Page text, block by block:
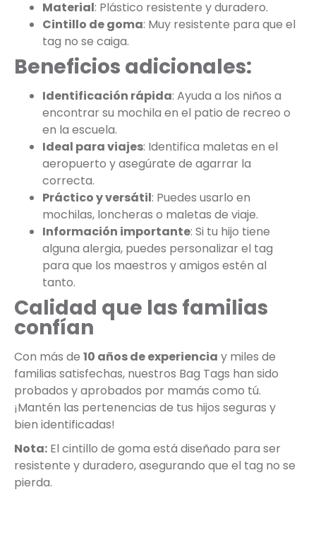
Material: Plástico resistente y duradero.
Cintillo de goma: Muy resistente para que el
tag no se caiga.
Beneficios adicionales:
Identificación rápida: Ayuda a los niños a
encontrar su mochila en el patio de recreo o
en la escuela.
Ideal para viajes: Identifica maletas en el
aeropuerto y asegúrate de agarrar la
correcta.
Práctico y versátil: Puedes usarlo en
mochilas, loncheras o maletas de viaje.
Información importante: Si tu hijo tiene
alguna alergia, puedes personalizar el tag
para que los maestros y amigos estén al
tanto.
Calidad que las familias
confían
Con más de 10 años de experiencia y miles de
familias satisfechas, nuestros Bag Tags han sido
probados y aprobados por mamás como tú.
¡Mantén las pertenencias de tus hijos seguras y
bien identificadas!
Nota: El cintillo de goma está diseñado para ser
resistente y duradero, asegurando que el tag no se
pierda.